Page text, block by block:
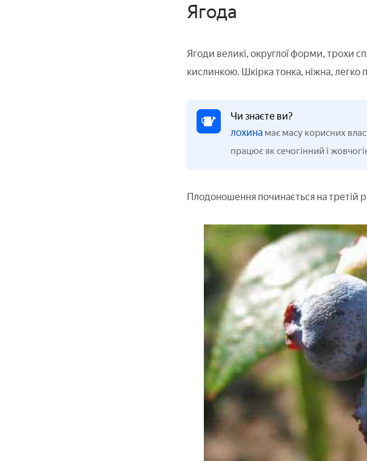
Ягода
Ягоди великі, округлої форми, трохи
кислинкою. Шкірка тонка, ніжна, легко
Чи знаєте ви?
лохина має масу корисних
працює як сечогінний і
Плодоношення починається на третій